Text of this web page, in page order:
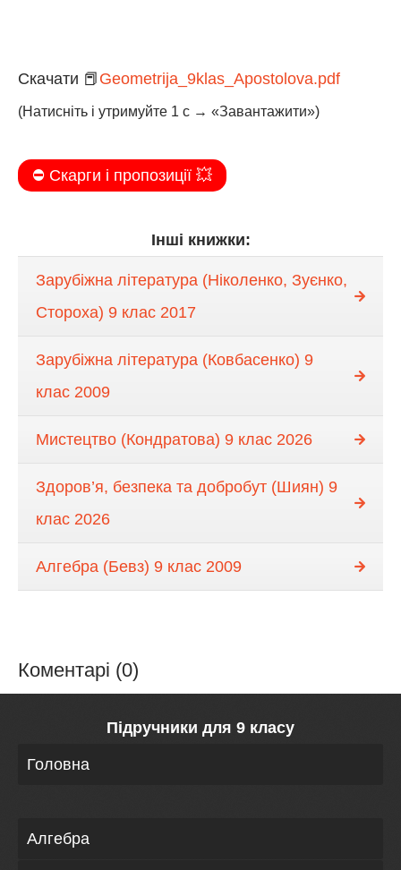
Скачати 📕 Geometrija_9klas_Apostolova.pdf
(Натисніть і утримуйте 1 с → «Завантажити»)
⛔️ Скарги і пропозиції 💥
Інші книжки:
Зарубіжна література (Ніколенко, Зуєнко,
Стороха) 9 клас 2017
Зарубіжна література (Ковбасенко) 9
клас 2009
Мистецтво (Кондратова) 9 клас 2026
Здоров’я, безпека та добробут (Шиян) 9
клас 2026
Алгебра (Бевз) 9 клас 2009
Коментарі (0)
Підручники для 9 класу
Головна
Алгебра